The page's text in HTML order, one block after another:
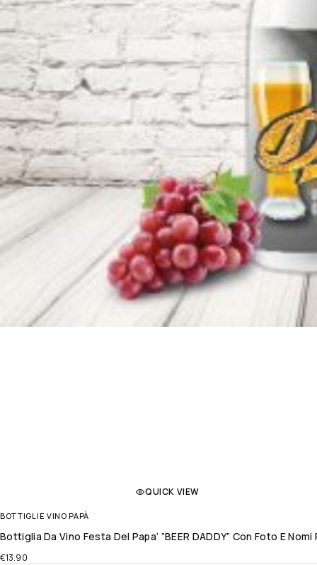
QUICK VIEW
BOTTIGLIE VINO PAPÀ
Bottiglia Da Vino Festa Del Papa’ ”BEER DADDY” Con Foto E
€13.90